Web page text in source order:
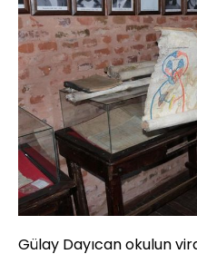
Gülay Dayıcan okulun